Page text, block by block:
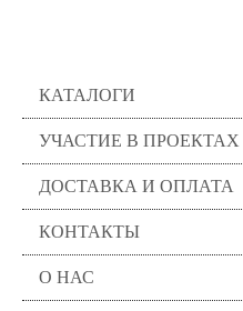
КАТАЛОГИ
УЧАСТИЕ В ПРОЕКТАХ
ДОСТАВКА И ОПЛАТА
КОНТАКТЫ
О НАС